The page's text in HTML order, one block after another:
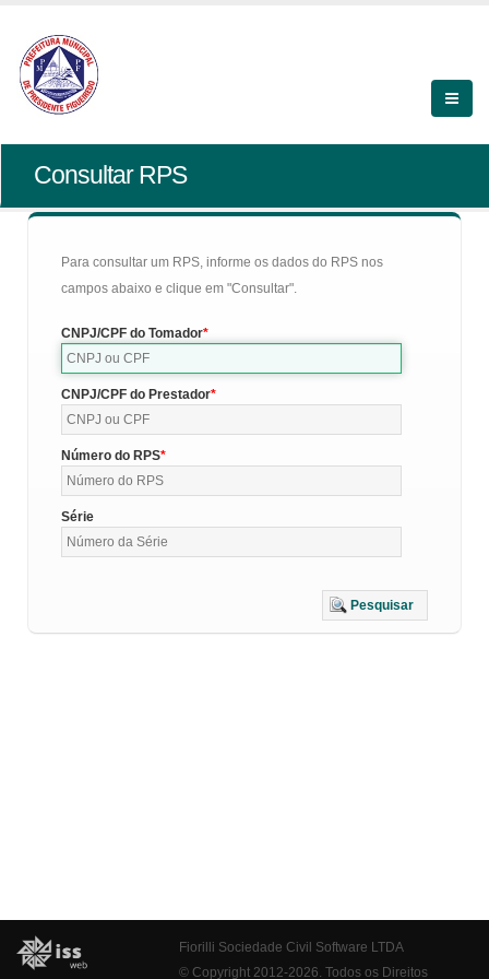
Consultar RPS
Para consultar um RPS, informe os dados do RPS nos
campos abaixo e clique em "Consultar".
CNPJ/CPF do Tomador
CNPJ/CPF do Prestador
Número do RPS
Série
Pesquisar
Fiorilli Sociedade Civil Software LTDA
© Copyright 2012-2026. Todos os Direitos